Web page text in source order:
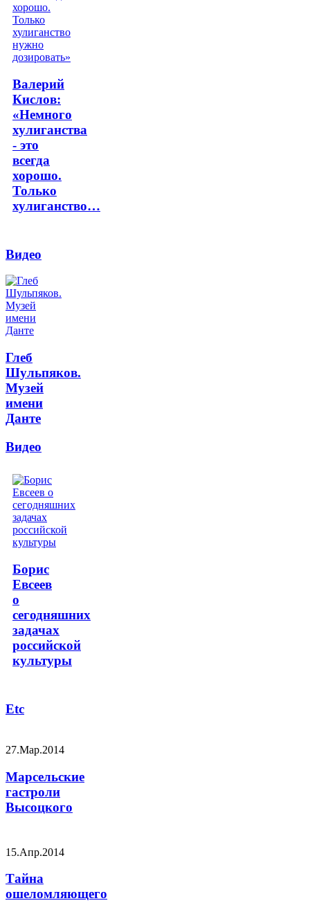
Валерий
Кислов:
«Немного
хулиганства
- это
всегда
хорошо.
Только
хулиганство…
Видео
Глеб
Шульпяков.
Музей
имени
Данте
Видео
Борис
Евсеев
о
сегодняшних
задачах
российской
культуры
Etc
27.Мар.2014
Марсельские
гастроли
Высоцкого
15.Апр.2014
Тайна
ошеломляющего